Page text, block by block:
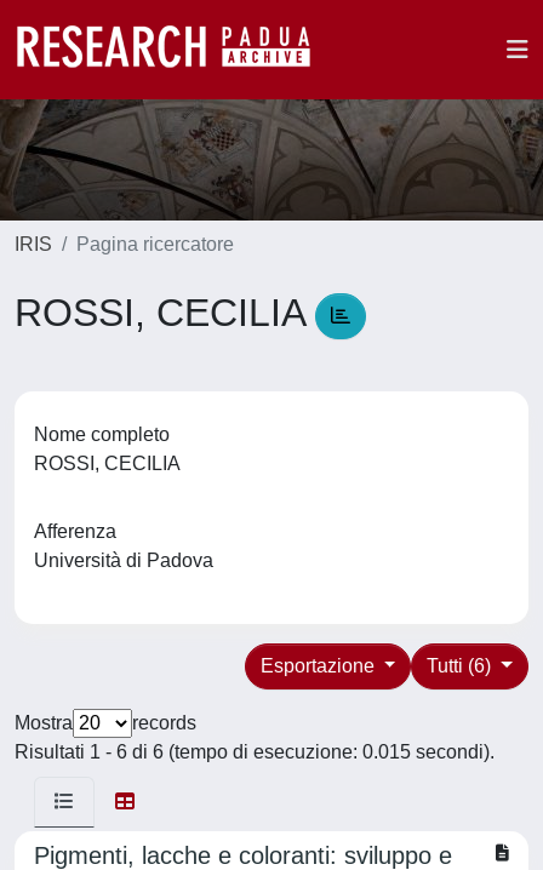
IRIS Pagina ricercatore
ROSSI, CECILIA
Nome completo
ROSSI, CECILIA
Afferenza
Università di Padova
Tutti (6)
Esportazione
Mostra
records
Risultati 1 - 6 di 6 (tempo di esecuzione: 0.015 secondi).
Pigmenti, lacche e coloranti: sviluppo e